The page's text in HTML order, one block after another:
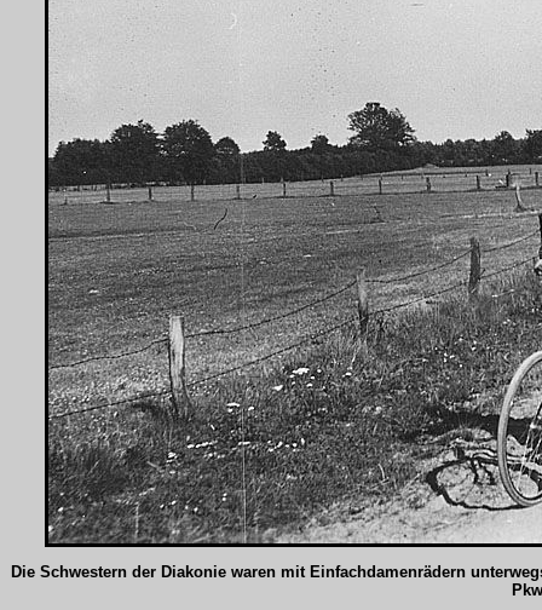
Die Schwestern der Diakonie waren mit Einfachdamenrädern